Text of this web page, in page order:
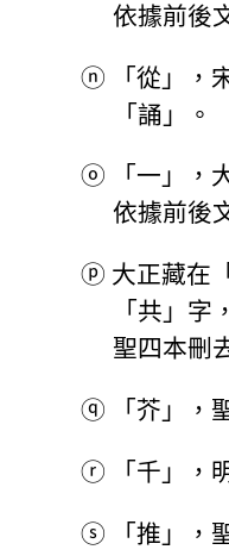
依據前後
ⓝ
「從」，
「誦」。
ⓞ
「一」，
依據前後
ⓟ 大正藏在
「共」字
聖四本刪
ⓠ 「芥」，
ⓡ 「千」，
ⓢ 「推」，